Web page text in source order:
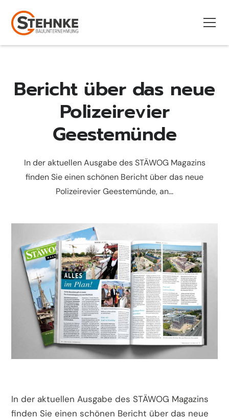
Bericht über das neue
Polizeirevier
Geestemünde
In der aktuellen Ausgabe des STÄWOG Magazins
finden Sie einen schönen Bericht über das neue
Polizeirevier Geestemünde, an...
In der aktuellen Ausgabe des STÄWOG Magazins
finden Sie einen schönen Bericht über das neue